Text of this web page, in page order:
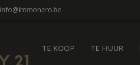
info@immonero.be
TE KOOP TE HUUR